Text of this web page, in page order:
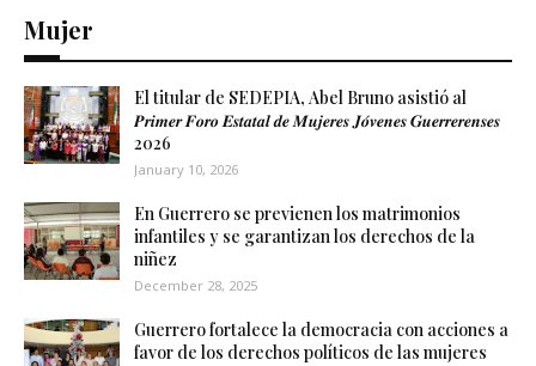
Mujer
El titular de SEDEPIA, Abel Bruno asistió al
𝑷𝒓𝒊𝒎𝒆𝒓 𝑭𝒐𝒓𝒐 𝑬𝒔𝒕𝒂𝒕𝒂𝒍 𝒅𝒆 𝑴𝒖𝒋𝒆𝒓𝒆𝒔 𝑱𝒐́𝒗𝒆𝒏𝒆𝒔 𝑮𝒖𝒆𝒓𝒓𝒆𝒓𝒆𝒏𝒔𝒆𝒔
2026
January 10, 2026
En Guerrero se previenen los matrimonios
infantiles y se garantizan los derechos de la
niñez
December 28, 2025
Guerrero fortalece la democracia con acciones a
favor de los derechos políticos de las mujeres